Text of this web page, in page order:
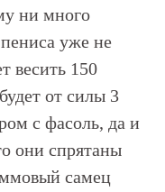
ни много
уже не
весить 150
от силы 3
с фасоль, да и
они спрятаны
самец